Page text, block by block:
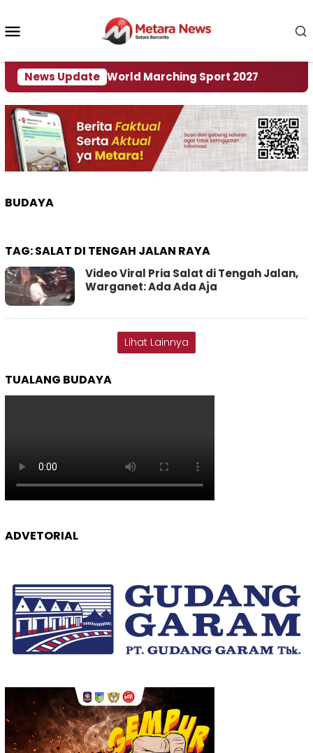
konten
News Update
Tuan Rumah World Marching Sport 2027
BUDAYA
TAG:SALAT DI TENGAH JALAN RAYA
Video Viral Pria Salat di Tengah Jalan,
Warganet: Ada Ada Aja
Lihat Lainnya
TUALANG BUDAYA
ADVETORIAL